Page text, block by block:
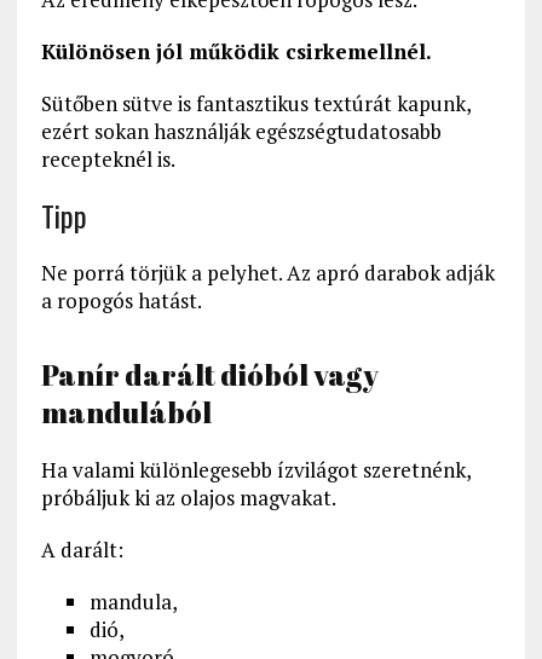
Különösen jól működik csirkemellnél.
Sütőben sütve is fantasztikus textúrát kapunk,
ezért sokan használják egészségtudatosabb
recepteknél is.
Tipp
Ne porrá törjük a pelyhet. Az apró darabok adják
a ropogós hatást.
Panír darált dióból vagy
mandulából
Ha valami különlegesebb ízvilágot szeretnénk,
próbáljuk ki az olajos magvakat.
A darált:
mandula,
dió,